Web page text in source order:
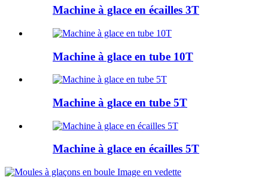
Machine à glace en écailles 3T
Machine à glace en tube 10T
Machine à glace en tube 5T
Machine à glace en écailles 5T